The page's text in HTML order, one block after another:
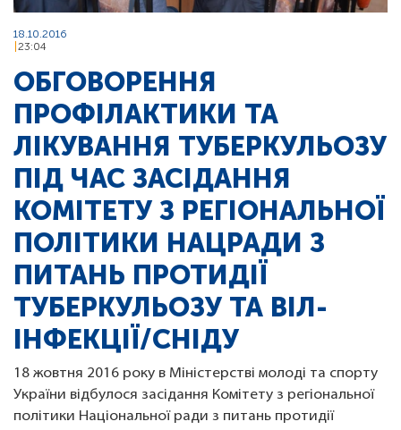
18.10.2016
23:04
ОБГОВОРЕННЯ
ПРОФІЛАКТИКИ ТА
ЛІКУВАННЯ ТУБЕРКУЛЬОЗУ
ПІД ЧАС ЗАСІДАННЯ
КОМІТЕТУ З РЕГІОНАЛЬНОЇ
ПОЛІТИКИ НАЦРАДИ З
ПИТАНЬ ПРОТИДІЇ
ТУБЕРКУЛЬОЗУ ТА ВІЛ-
ІНФЕКЦІЇ/CНІДУ
18 жовтня 2016 року в Міністерстві молоді та спорту
України відбулося засідання Комітету з регіональної
політики Національної ради з питань протидії